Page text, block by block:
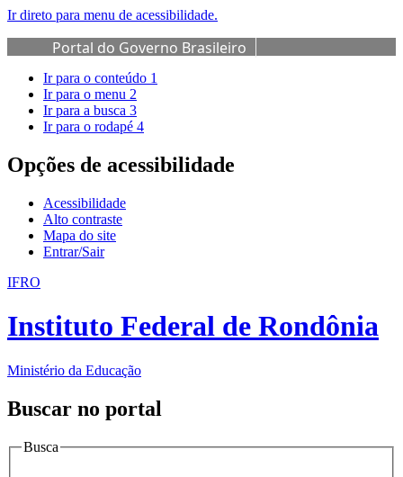
Ir direto para menu de acessibilidade.
Portal do Governo Brasileiro
Ir para o conteúdo 1
Ir para o menu 2
Ir para a busca 3
Ir para o rodapé 4
Opções de acessibilidade
Acessibilidade
Alto contraste
Mapa do site
Entrar/Sair
IFRO
Instituto Federal de Rondônia
Ministério da Educação
Buscar no portal
Busca